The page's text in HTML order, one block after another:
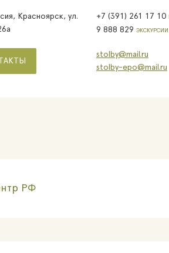
Красноярск, ул.
+7 (391) 261 17 10
9 888 829 ЭКСКУРСИИ
stolby@mail.ru
stolby-epo@mail.ru
РФ